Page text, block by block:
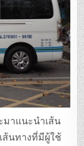
มาแนะนำเส้น
ส้นทางที่มีผู้ใช้